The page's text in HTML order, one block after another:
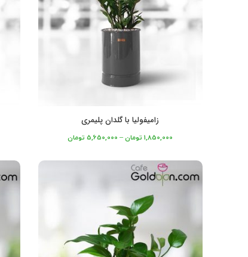
زامیفولیا با گلدان پلیمری
1,850,000 تومان –
5,650,000 تومان